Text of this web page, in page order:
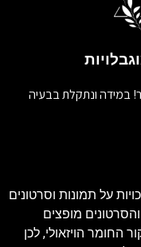
במידה ונתקלת בבעיה
על תמונות וסרטונים
מופצים
הויזאולי, לכן